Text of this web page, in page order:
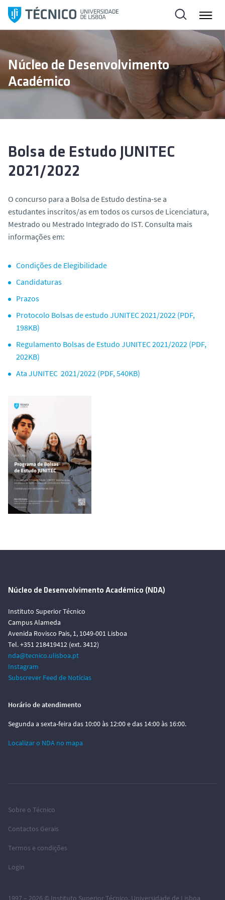
l
a
a
a
Núcleo de Desenvolvimento
Académico
Bolsa de Estudo JUNITEC
2021/2022
O concurso para a Bolsa de Estudo destina-se a
estudantes inscritos/as em todos os cursos de Licenciatura,
Mestrado ou Mestrado Integrado do IST. Consulta mais
informações em:
Condições de Elegibilidade
Candidaturas
Prazos
Protocolo Bolsas de estudo JUNITEC 2021/2022 (PDF,
198KB)
Regulamento Bolsas de Estudo JUNITEC 2021/2022 (PDF,
202KB)
Ata JUNITEC 2021/2022 (PDF, 540KB)
Núcleo de Desenvolvimento Académico (NDA)
Instituto Superior Técnico
Campus Alameda
Avenida Rovisco Pais, 1, 1049-001 Lisboa
Tel. +351 218419412 (ext. 3412)
nda@tecnico.ulisboa.pt
Instagram
Subscrever Feed de Notícias
Horário de atendimento
Segunda a sexta-feira das 10:00 às 12:00 e das 14:00 às 16:00.
Localizar o NDA no mapa
Sobre o Técnico
Contactos Gerais
Termos e condições
Login
1997 – 2026 © Instituto Superior Técnico, Universidade de Lisboa